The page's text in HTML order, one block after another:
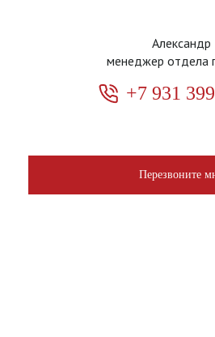
Александр
менеджер отдела
+7 931
Перезвоните